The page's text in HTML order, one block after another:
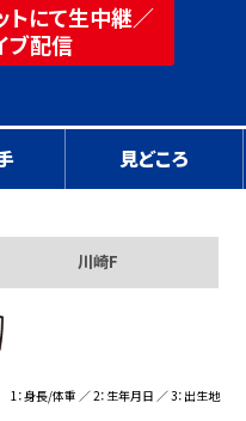
トにて生中継／
ブ配信
見どころ
川崎F
1：身長/体重 ／ 2：生年月日 ／ 3：出生地